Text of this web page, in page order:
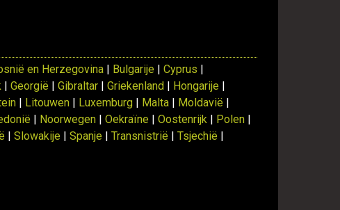
en Herzegovina | Bulgarije |Cyprus |
|Georgië |Gibraltar |Griekenland | Hongarije |
| Litouwen | Luxemburg | Malta | Moldavië |
| Noorwegen |Oekraïne |Oostenrijk | Polen |
|Slowakije |Spanje |Transnistrië |Tsjechië |